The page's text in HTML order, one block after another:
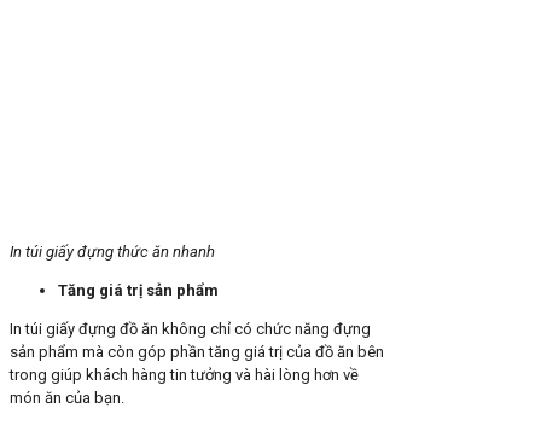
In túi giấy đựng thức ăn nhanh
Tăng giá trị sản phẩm
In túi giấy đựng đồ ăn không chỉ có chức năng đựng
sản phẩm mà còn góp phần tăng giá trị của đồ ăn bên
trong giúp khách hàng tin tưởng và hài lòng hơn về
món ăn của bạn.